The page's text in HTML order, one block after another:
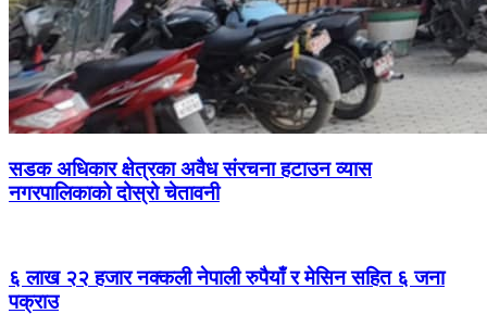
सडक अधिकार क्षेत्रका अवैध संरचना हटाउन व्यास
नगरपालिकाको दोस्रो चेतावनी
६ लाख २२ हजार नक्कली नेपाली रुपैयाँ र मेसिन सहित ६ जना
पक्राउ